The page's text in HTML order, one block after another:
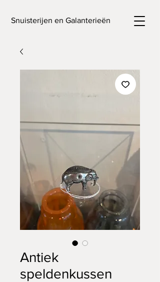
Snuisterijen en Galanterieën
Antiek
speldenkussen